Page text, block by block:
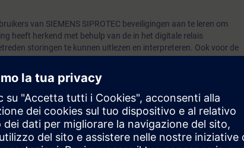
van SIEMENS SIPROTEC beveiligingen aan te leren om
heeft herkend met behulp van de in het digitale relais
storingen te kunnen uitlezen en interpreteren. Ook voor de
toegevoegd.
zodat de eerste lijn herkenning door technische medewerkers
gedaan kan worden direct werkend met de data van de Leds en
gegevens.
hand uit het relais de betreffende data te kunnen halen van de
met de hand onderzoeken van de instellingen van de
van parameters.